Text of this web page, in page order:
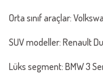
Orta sınıf araçlar:
SUV modeller: Renault
Lüks segment: BMW 3